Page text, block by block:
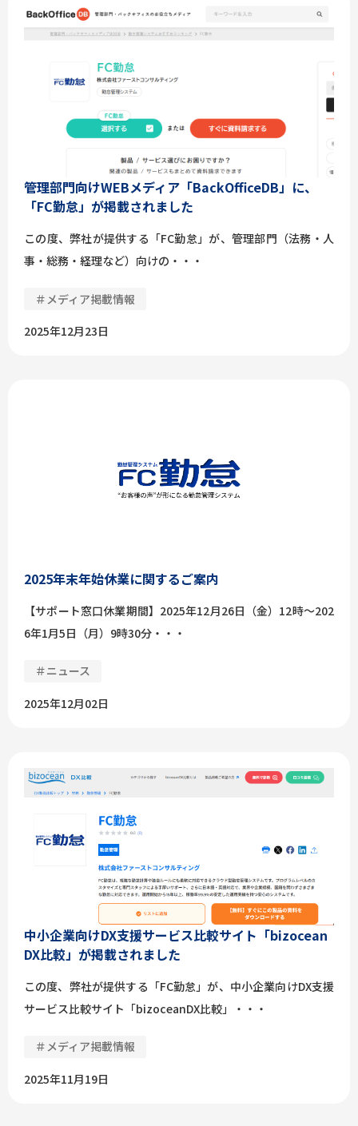
管理部門向けWEBメディア「BackOfficeDB」に、
「FC勤怠」が掲載されました
この度、弊社が提供する「FC勤怠」が、管理部門（法務・人
事・総務・経理など）向けの・・・
＃メディア掲載情報
2025年12月23日
2025年末年始休業に関するご案内
【サポート窓口休業期間】2025年12月26日（金）12時～202
6年1月5日（月）9時30分・・・
＃ニュース
2025年12月02日
中小企業向けDX支援サービス比較サイト「bizocean
DX比較」が掲載されました
この度、弊社が提供する「FC勤怠」が、中小企業向けDX支援
サービス比較サイト「bizoceanDX比較」・・・
＃メディア掲載情報
2025年11月19日